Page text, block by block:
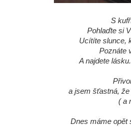
S
Pohlaďte si
Ucítíte slunce,
Poznáte
A najdete
a jsem šťastná,
( a
Dnes máme opět